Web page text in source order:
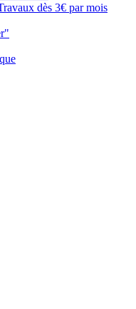
dès 3€ par mois